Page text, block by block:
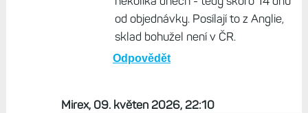
od objednávky. Posílají to z Anglie,
sklad bohužel není v ČR.
Odpovědět
Mirex, 09. květen 2026, 22:10